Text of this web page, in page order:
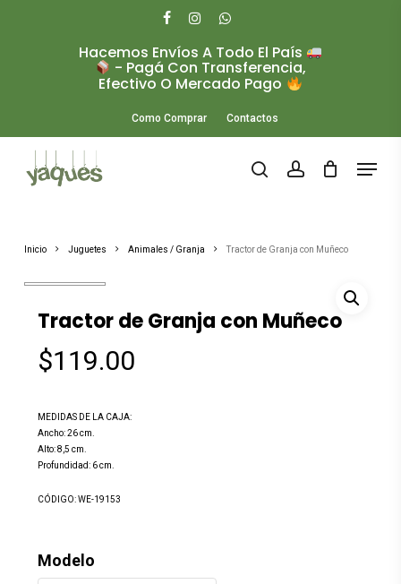
Hacemos Envíos A Todo El País
- Pagá Con Transferencia,
Efectivo O Mercado Pago
Como Comprar Contactos
search account
Menu
Inicio Juguetes Animales / Granja Tractor de Granja con Muñeco
Tractor de Granja con Muñeco
$119.00
MEDIDAS DE LA CAJA:
Ancho: 26 cm.
Alto: 8,5 cm.
Profundidad: 6 cm.
CÓDIGO: WE-19153
Modelo